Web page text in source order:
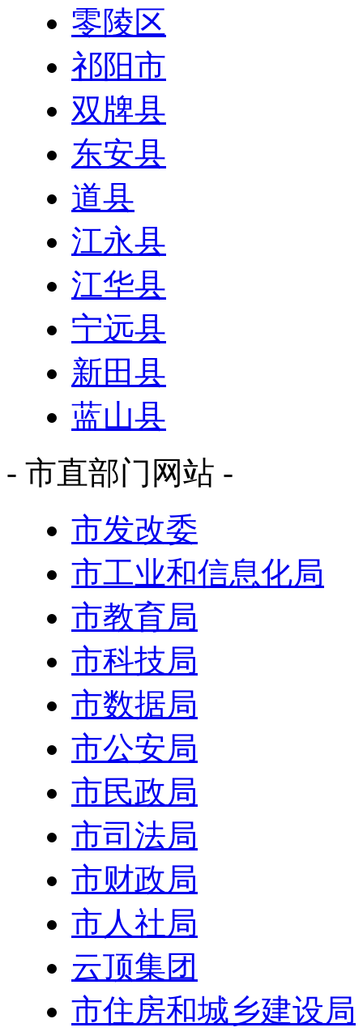
零陵区
祁阳市
双牌县
东安县
道县
江永县
江华县
宁远县
新田县
蓝山县
- 市直部门网站 -
市发改委
市工业和信息化局
市教育局
市科技局
市数据局
市公安局
市民政局
市司法局
市财政局
市人社局
云顶集团
市住房和城乡建设局